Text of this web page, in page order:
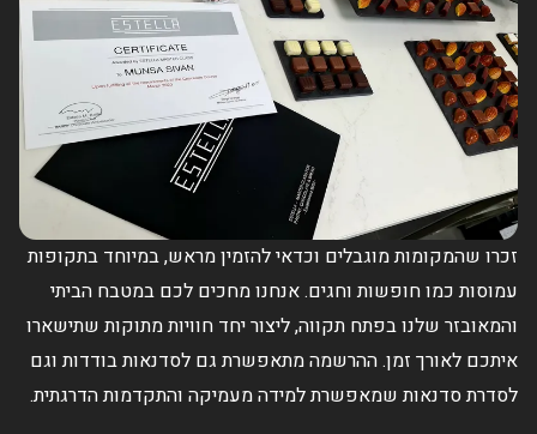
זכרו שהמקומות מוגבלים וכדאי להזמין מראש, במיוחד בתקופות
עמוסות כמו חופשות וחגים. אנחנו מחכים לכם במטבח הביתי
והמאובזר שלנו בפתח תקווה, ליצור יחד חוויות מתוקות שתישארו
איתכם לאורך זמן. ההרשמה מתאפשרת גם לסדנאות בודדות וגם
לסדרת סדנאות שמאפשרת למידה מעמיקה והתקדמות הדרגתית.